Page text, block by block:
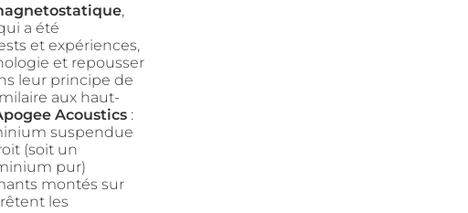
,
a été
et expériences,
et repousser
leur principe de
aux haut-
Acoustics:
suspendue
(soit un
pur)
montés sur
les